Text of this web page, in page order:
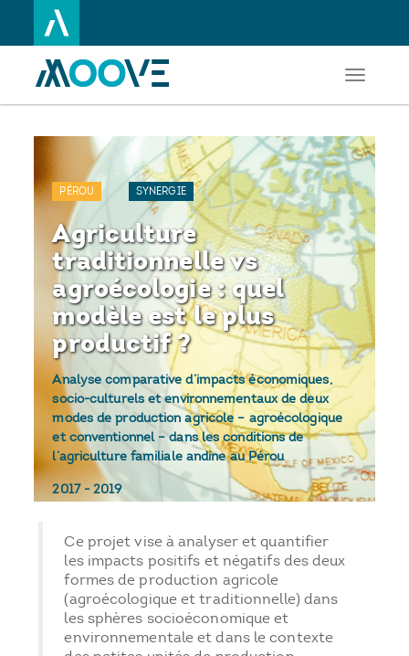
au
principal
Toggle
PÉROU SYNERGIE
Agriculture
traditionnelle vs
agroécologie : quel
modèle est le plus
productif ?
Analyse comparative d’impacts économiques,
socio-culturels et environnementaux de deux
modes de production agricole – agroécologique
et conventionnel – dans les conditions de
l’agriculture familiale andine au Pérou
2017-2019
Ce projet vise à analyser et quantifier
les impacts positifs et négatifs des deux
formes de production agricole
(agroécologique et traditionnelle) dans
les sphères socioéconomique et
environnementale et dans le contexte